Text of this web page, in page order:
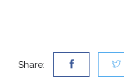
Share: